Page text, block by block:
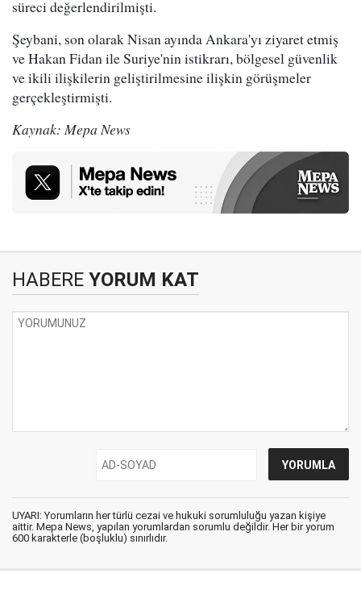
süreci değerlendirilmişti.
Şeybani, son olarak Nisan ayında Ankara'yı ziyaret etmiş
ve Hakan Fidan ile Suriye'nin istikrarı, bölgesel güvenlik
ve ikili ilişkilerin geliştirilmesine ilişkin görüşmeler
gerçekleştirmişti.
Kaynak: Mepa News
HABERE YORUM KAT
UYARI: Yorumların her türlü cezai ve hukuki sorumluluğu yazan kişiye
aittir. Mepa News, yapılan yorumlardan sorumlu değildir. Her bir yorum
600 karakterle (boşluklu) sınırlıdır.